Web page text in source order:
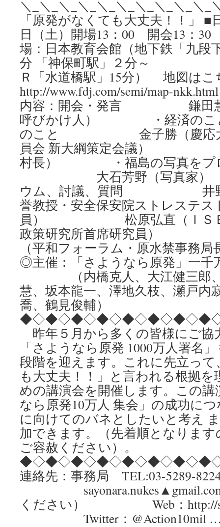
＼_＼_＼_＼_＼_＼_＼_＼_＼_＼_
「原発がなくても大丈夫！！」 ■
日（土）開場13：00 開会13：
場：日本教育会館（地下鉄「九段
分 「神保町駅」２
Ｒ「水道橋駅」15分） 地図は
http://www.fdj.com/semi/map-
内容：開会・発言 鎌田慧
呼びかけ人） ・経済のこと
のこと 金子勝（慶応大学
員会 新大綱策定会議）
村長） ・福島の写真をプロ
大石芳野（写真家
ウム、討議、質問 井野博
誉教授・安全保安院ストレステス
員） 松原弘直（ＩＳＥＰ
政策研究所首席研究員）
（平和フォーラム・原水禁
◎主催：「さようなら原発」一千
（内橋克人、大江健三郎、
慧、坂本龍一、澤地久枝、
喬、鶴見俊輔）
昨年５月から多くの皆様にご協
「さようなら原発 1000万人署名
段階を迎えます。これに先立っ
も大丈夫！！」と言われる根拠
めの講演会を開催します。この講
なら原発10万人 集会」の成功に
に向けてのバネとしたいと考え
加できます。（先着順となりま
ご容赦ください）。
連絡先：事務局 TEL:03-5289-
sayonara.nukes▲gmail.com
ください） Web：http://
Twitter：@Action10mil